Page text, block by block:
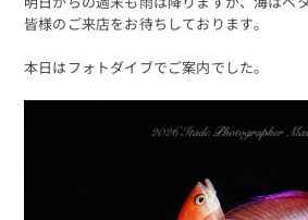
皆様のご来店をお待ちしております。
本日はフォトダイブでご案内でした。